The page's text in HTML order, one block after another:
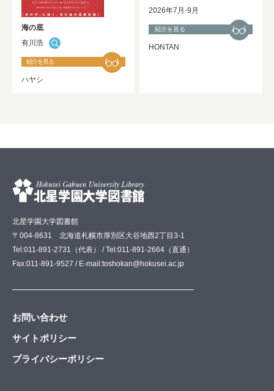
海の底
有川浩
紹介を見る
ハヤシ
2026年7月-9月
紹介を見る
HONTAN
北星学園大学図書館
〒004-8631 北海道札幌市厚別区大谷地西2丁目3-1
Tel:011-891-2731（代表） / Tel:011-891-2664（直通）
Fax:011-891-9527 / E-mail:toshokan@hokusei.ac.jp
お問い合わせ
サイトポリシー
プライバシーポリシー